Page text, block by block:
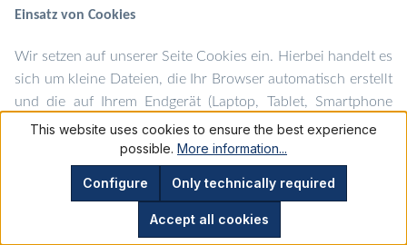
Einsatz von Cookies
Wir setzen auf unserer Seite Cookies ein. Hierbei handelt es
sich um kleine Dateien, die Ihr Browser automatisch erstellt
und die auf Ihrem Endgerät (Laptop, Tablet, Smartphone
o.ä.) gespeichert werden, wenn Sie unsere Webseite
besuchen. Cookies richten auf Ihrem Endgerät keinen
Schaden an, enthalten keine Viren, Trojaner oder sonstige
Schadsoftware.
This website uses cookies to ensure the best experience
possible. More information...
Only technically required
Configure
Accept all cookies